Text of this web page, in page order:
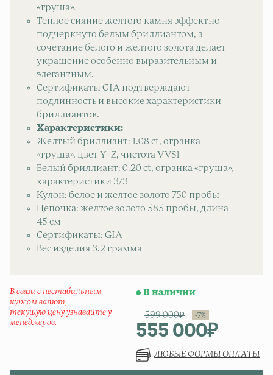
«груша».
Теплое сияние желтого камня эффектно
подчеркнуто белым бриллиантом, а
сочетание белого и желтого золота делает
украшение особенно выразительным и
элегантным.
Сертификаты GIA подтверждают
подлинность и высокие характеристики
бриллиантов.
Характеристики:
Желтый бриллиант: 1.08 ct, огранка
«груша», цвет Y–Z, чистота VVS1
Белый бриллиант: 0.20 ct, огранка «груша»,
характеристики 3/3
Кулон: белое и желтое золото 750 пробы
Цепочка: желтое золото 585 пробы, длина
45 см
Сертификаты: GIA
Вес изделия 3.2 грамма
В связи с нестабильным
курсом валют,
текущую цену узнавайте у
менеджеров.
599 000₽
555 000₽
Текущая
В наличии
ЛЮБЫЕ ФОРМЫ ОПЛАТЫ